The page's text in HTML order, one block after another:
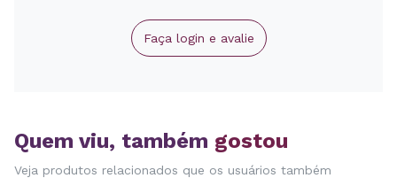
Faça login e avalie
Quem viu, também gostou
Veja produtos relacionados que os usuários também